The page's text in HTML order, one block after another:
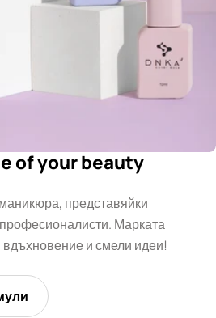
of your beauty
представяйки
Марката
и смели идеи!